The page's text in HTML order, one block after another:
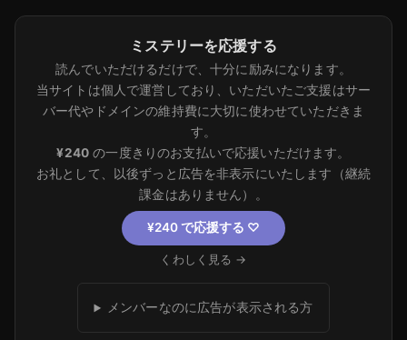
ミステリーを応援する
読んでいただけるだけで、十分に励みになります。
当サイトは個人で運営しており、いただいたご支援はサー
バー代やドメインの維持費に大切に使わせていただきま
す。
¥240 の一度きりのお支払いで応援いただけます。
お礼として、以後ずっと広告を非表示にいたします（継続
課金はありません）。
¥240 で応援する ♡
くわしく見る →
メンバーなのに広告が表示される方